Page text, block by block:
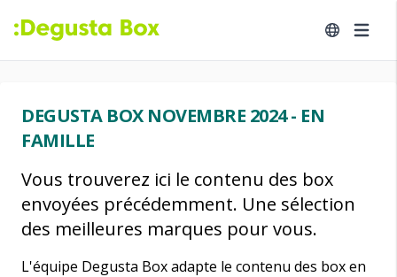
DEGUSTA BOX NOVEMBRE 2024 - EN
FAMILLE
Vous trouverez ici le contenu des box
envoyées précédemment. Une sélection
des meilleures marques pour vous.
L'équipe Degusta Box adapte le contenu des box en